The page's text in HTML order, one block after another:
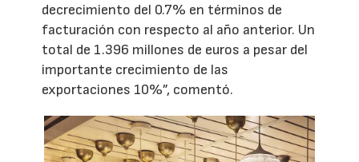
decrecimiento del 0.7% en términos de
facturación con respecto al año anterior. Un
total de 1.396 millones de euros a pesar del
importante crecimiento de las
exportaciones 10%”, comentó.